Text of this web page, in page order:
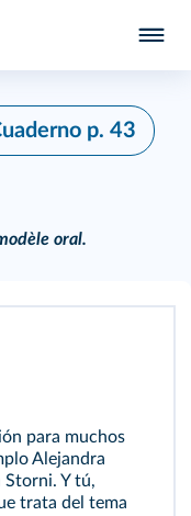
p. 43
oral.
para muchos
Alejandra
Storni. Y tú,
trata del tema